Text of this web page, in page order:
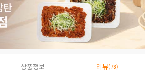
상품정보 리뷰(78)